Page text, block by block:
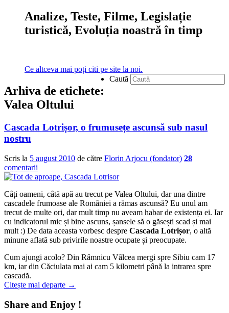
Analize, Teste, Filme, Legislație
turistică, Evoluția noastră în timp
Ce altceva mai poți citi pe site la noi.
Caută
Arhiva de etichete:
Valea Oltului
Cascada Lotrișor, o frumusețe ascunsă sub nasul
nostru
Scris la 5 august 2010 de către Florin Arjocu (fondator) 28
comentarii
Câți oameni, câtă apă au trecut pe Valea Oltului, dar una dintre
cascadele frumoase ale României a rămas ascunsă? Eu unul am
trecut de multe ori, dar mult timp nu aveam habar de existența ei. Iar
cu indicatorul mic și bine ascuns, șansele să o găsești scad și mai
mult :) De data aceasta vorbesc despre Cascada Lotrișor, o altă
minune aflată sub privirile noastre ocupate și preocupate.
Cum ajungi acolo? Din Râmnicu Vâlcea mergi spre Sibiu cam 17
km, iar din Căciulata mai ai cam 5 kilometri până la intrarea spre
cascadă.
Citește mai departe →
Share and Enjoy !